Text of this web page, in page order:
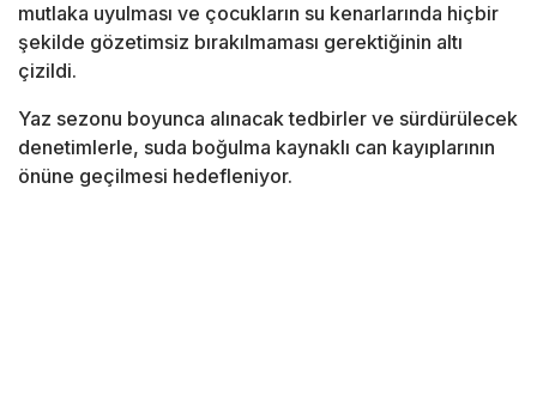
mutlaka uyulması ve çocukların su kenarlarında hiçbir
şekilde gözetimsiz bırakılmaması gerektiğinin altı
çizildi.
Yaz sezonu boyunca alınacak tedbirler ve sürdürülecek
denetimlerle, suda boğulma kaynaklı can kayıplarının
önüne geçilmesi hedefleniyor.